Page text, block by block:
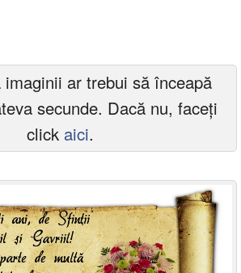
Conecteaza-te
imaginii ar trebui să înceapă
secunde. Dacă nu, faceți
click aici.